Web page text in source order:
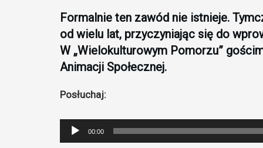
Formalnie ten zawód nie istnieje.
od wielu lat, przyczyniając się do
W „Wielokulturowym Pomorzu”
Animacji Społecznej.
Posłuchaj:
Odtwarzacz
plików
00:00